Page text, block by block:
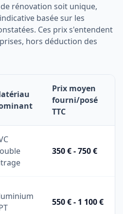
rénovation soit unique,
basée sur les
Ces prix s'entendent
hors déduction des
Prix moyen
fourni/posé
TTC
350 € - 750 €
550 € - 1 100 €